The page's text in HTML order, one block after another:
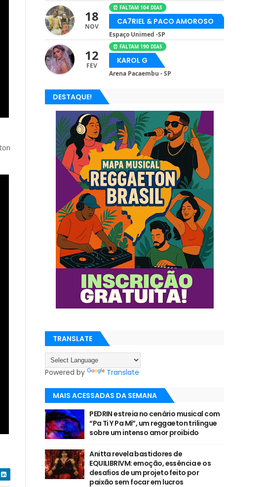
18
NOV
⏰ FALTAM 104 DIAS
CA7RIEL & PACO AMOROSO
Espaço Unimed -SP
12
FEV
⏰ FALTAM 190 DIAS
KAROL G
Arena Pacaembu - SP
DESTAQUE!
TRANSLATE
Powered by Translate
MAIS ACESSADAS DA SEMANA
PEDRIN estreia no cenário musical com
“Pa Ti Y Pa Mí”, um reggaeton trilingue
sobre um intenso amor proibido
Anitta revela bastidores de
EQUILIBRIVM: emoção, essência e os
desafios de um projeto feito por
paixão sem focar em lucros